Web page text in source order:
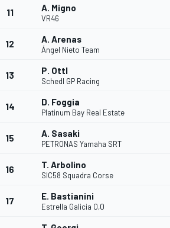
11 A. Migno
VR46
12 A. Arenas
Ángel Nieto Team
13 P. Ottl
Schedl GP Racing
14 D. Foggia
Platinum Bay Real Estate
15 A. Sasaki
PETRONAS Yamaha SRT
16 T. Arbolino
SIC58 Squadra Corse
17 E. Bastianini
Estrella Galicia 0,0